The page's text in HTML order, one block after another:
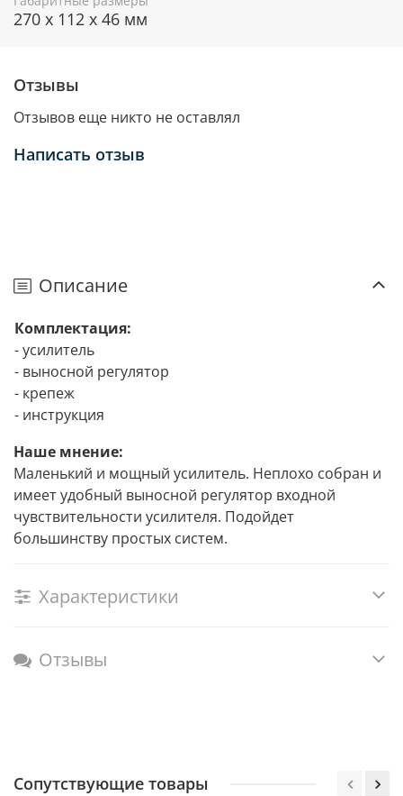
270 х 112 х 46 мм
Отзывы
Отзывов еще никто не оставлял
Написать отзыв
Описание
Комплектация:
- усилитель
- выносной регулятор
- крепеж
- инструкция
Наше мнение:
Маленький и мощный усилитель. Неплохо собран и
имеет удобный выносной регулятор входной
чувствительности усилителя. Подойдет
большинству простых систем.
Характеристики
Отзывы
Сопутствующие товары